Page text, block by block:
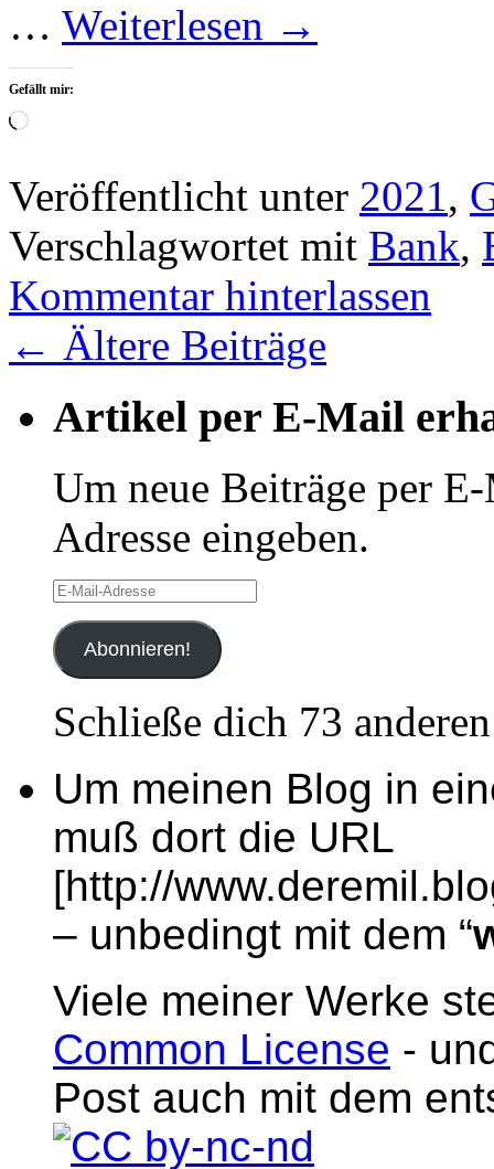
… Weiterlesen →
Gefällt mir:
Wird
Veröffentlicht unter 2021,
Verschlagwortet mit Bank,
Kommentar hinterlassen
← Ältere Beiträge
Artikel per E-Mail
Um neue Beiträge per
Adresse eingeben.
E-
Mail-
Adresse
Abonnieren!
Schließe dich 73
Um meinen Blog in
muß dort die URL
[http://
– unbedingt mit dem “
Viele meiner Werke
Common License -
Post auch mit dem